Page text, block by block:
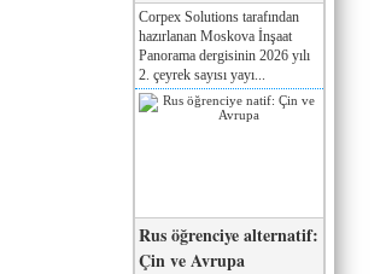
Corpex Solutions tarafından
hazırlanan Moskova İnşaat
Panorama dergisinin 2026 yılı
2. çeyrek sayısı yayı...
Rus öğrenciye alternatif:
Çin ve Avrupa